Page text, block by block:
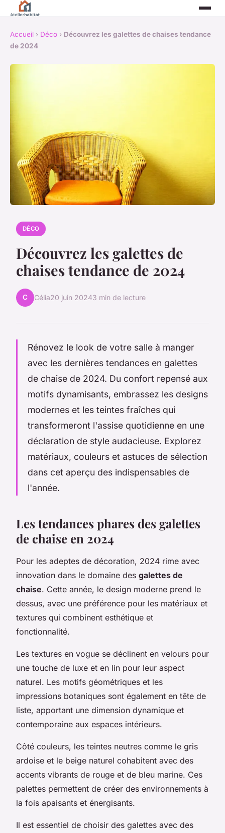
Accueil › Déco › Découvrez les galettes de chaises tendance
de 2024
DÉCO
Découvrez les galettes de
chaises tendance de 2024
C Célia20 juin 20243 min de lecture
Rénovez le look de votre salle à manger
avec les dernières tendances en galettes
de chaise de 2024. Du confort repensé aux
motifs dynamisants, embrassez les designs
modernes et les teintes fraîches qui
transformeront l'assise quotidienne en une
déclaration de style audacieuse. Explorez
matériaux, couleurs et astuces de sélection
dans cet aperçu des indispensables de
l'année.
Les tendances phares des galettes
de chaise en 2024
Pour les adeptes de décoration, 2024 rime avec
innovation dans le domaine des galettes de
chaise. Cette année, le design moderne prend le
dessus, avec une préférence pour les matériaux et
textures qui combinent esthétique et
fonctionnalité.
Les textures en vogue se déclinent en velours pour
une touche de luxe et en lin pour leur aspect
naturel. Les motifs géométriques et les
impressions botaniques sont également en tête de
liste, apportant une dimension dynamique et
contemporaine aux espaces intérieurs.
Côté couleurs, les teintes neutres comme le gris
ardoise et le beige naturel cohabitent avec des
accents vibrants de rouge et de bleu marine. Ces
palettes permettent de créer des environnements à
la fois apaisants et énergisants.
Il est essentiel de choisir des galettes avec des